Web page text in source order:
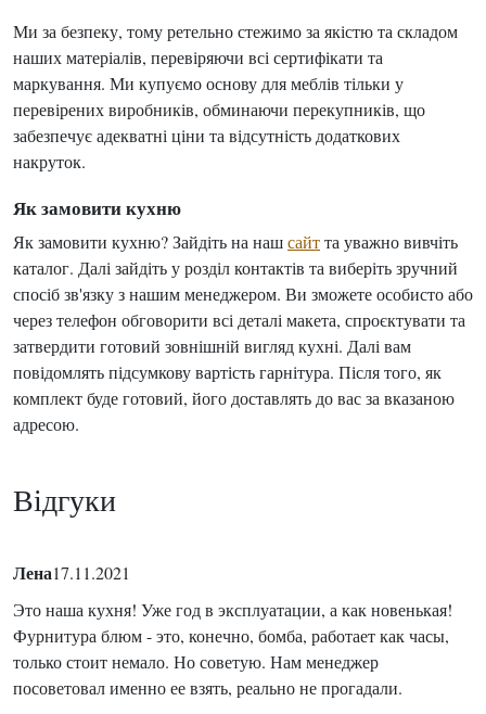
Ми за безпеку, тому ретельно стежимо за якістю та складом
наших матеріалів, перевіряючи всі сертифікати та
маркування. Ми купуємо основу для меблів тільки у
перевірених виробників, обминаючи перекупників, що
забезпечує адекватні ціни та відсутність додаткових
накруток.
Як замовити кухню
Як замовити кухню? Зайдіть на нашсайтта уважно вивчіть
каталог. Далі зайдіть у розділ контактів та виберіть зручний
спосіб зв'язку з нашим менеджером. Ви зможете особисто або
через телефон обговорити всі деталі макета, спроєктувати та
затвердити готовий зовнішній вигляд кухні. Далі вам
повідомлять підсумкову вартість гарнітура. Після того, як
комплект буде готовий, його доставлять до вас за вказаною
адресою.
Відгуки
Лена17.11.2021
Это наша кухня! Уже год в эксплуатации, а как новенькая!
Фурнитура блюм - это, конечно, бомба, работает как часы,
только стоит немало. Но советую. Нам менеджер
посоветовал именно ее взять, реально не прогадали.